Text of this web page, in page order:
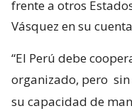
frente a otros
Vásquez en su
“El Perú debe
organizado, pero
su capacidad de